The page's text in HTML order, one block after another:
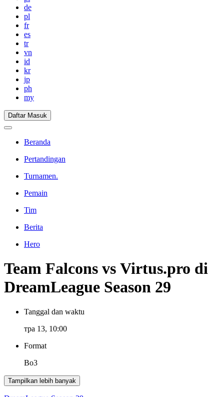
de
pl
fr
es
tr
vn
id
kr
jp
ph
my
Daftar Masuk
Beranda
Pertandingan
Turnamen.
Pemain
Tim
Berita
Hero
Team Falcons vs Virtus.pro di
DreamLeague Season 29
Tanggal dan waktu
тра 13, 10:00
Format
Bo3
Tampilkan lebih banyak